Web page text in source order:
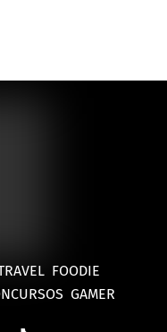
FOODIE
GAMER